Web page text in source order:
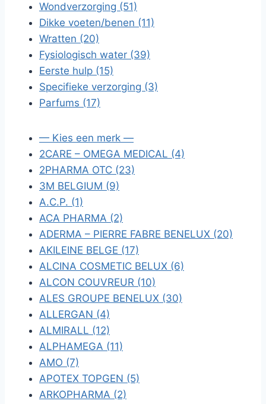
Wondverzorging (51)
Dikke voeten/benen (11)
Wratten (20)
Fysiologisch water (39)
Eerste hulp (15)
Specifieke verzorging (3)
Parfums (17)
— Kies een merk —
2CARE – OMEGA MEDICAL (4)
2PHARMA OTC (23)
3M BELGIUM (9)
A.C.P. (1)
ACA PHARMA (2)
ADERMA – PIERRE FABRE BENELUX (20)
AKILEINE BELGE (17)
ALCINA COSMETIC BELUX (6)
ALCON COUVREUR (10)
ALES GROUPE BENELUX (30)
ALLERGAN (4)
ALMIRALL (12)
ALPHAMEGA (11)
AMO (7)
APOTEX TOPGEN (5)
ARKOPHARMA (2)